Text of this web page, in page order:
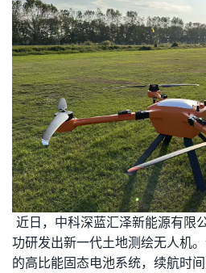
近日，中科深蓝汇泽新能源有限
功研发出新一代土地测绘无人机
的高比能固态电池系统，续航时